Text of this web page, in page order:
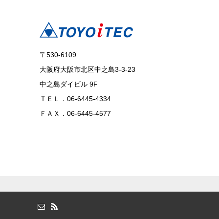
〒530-6109
大阪府大阪市北区中之島3-3-23
中之島ダイビル 9F
ＴＥＬ．06-6445-4334
ＦＡＸ．06-6445-4577